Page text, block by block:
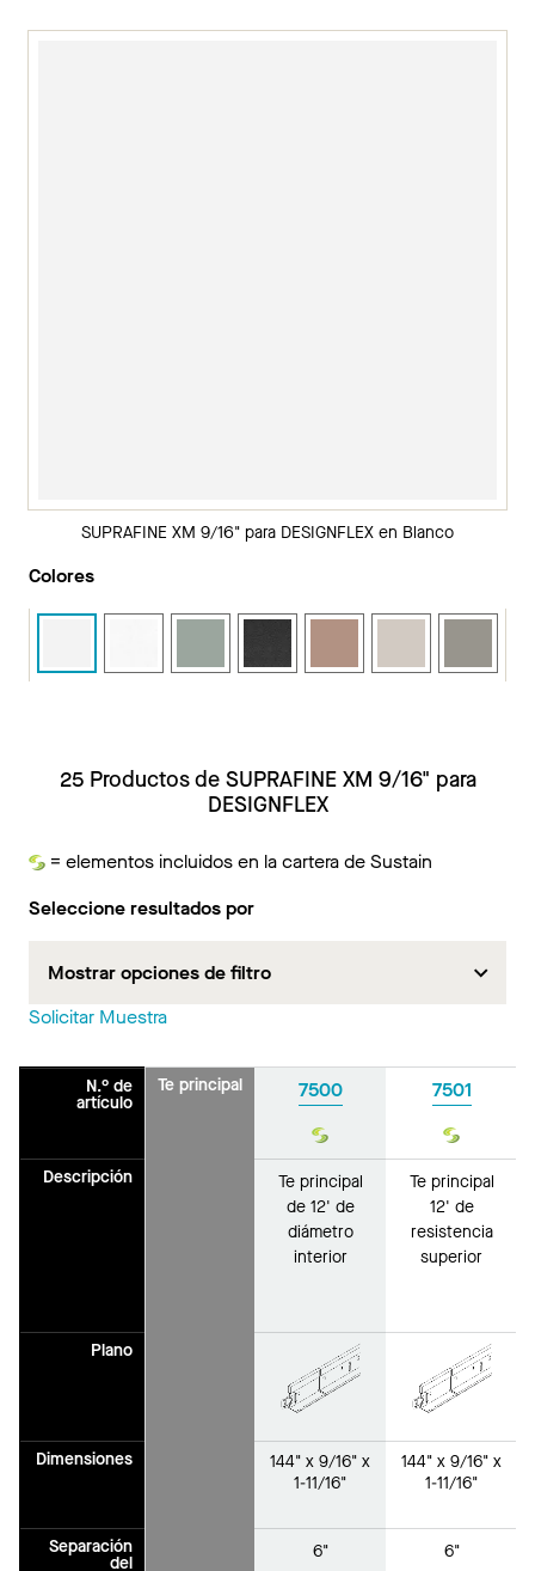
SUPRAFINE XM 9/16" para DESIGNFLEX en Blanco
Colores
25 Productos de SUPRAFINE XM 9/16" para
DESIGNFLEX
Sustain
= elementos incluidos en la cartera de Sustain
Seleccione resultados por
Mostrar opciones de filtro
Solicitar Muestra
N.° de
artículo
Descripción
Plano
Dimensiones
Separación
del
Te principal 7500
Sustain
Te principal
de 12' de
diámetro
interior
144" x 9/16" x
1-11/16"
6"
7501
Sustain
Te principal
12' de
resistencia
superior
144" x 9/16" x
1-11/16"
6"